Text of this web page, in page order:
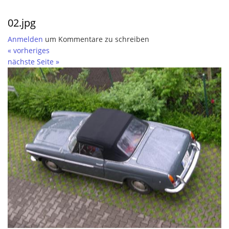
02.jpg
Anmelden um Kommentare zu schreiben
« vorheriges
nächste Seite »